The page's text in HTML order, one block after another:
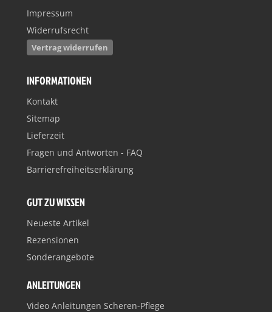
Impressum
Widerrufsrecht
Vertrag widerrufen
INFORMATIONEN
Kontakt
Sitemap
Lieferzeit
Fragen und Antworten - FAQ
Barrierefreiheitserklärung
GUT ZU WISSEN
Neueste Artikel
Rezensionen
Sonderangebote
ANLEITUNGEN
Video Anleitungen Scheren-Pflege